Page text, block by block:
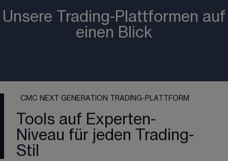
Unsere Trading-Plattformen auf
einen Blick
CMC NEXT GENERATION TRADING-PLATTFORM
Tools auf Experten-
Niveau für jeden Trading-
Stil